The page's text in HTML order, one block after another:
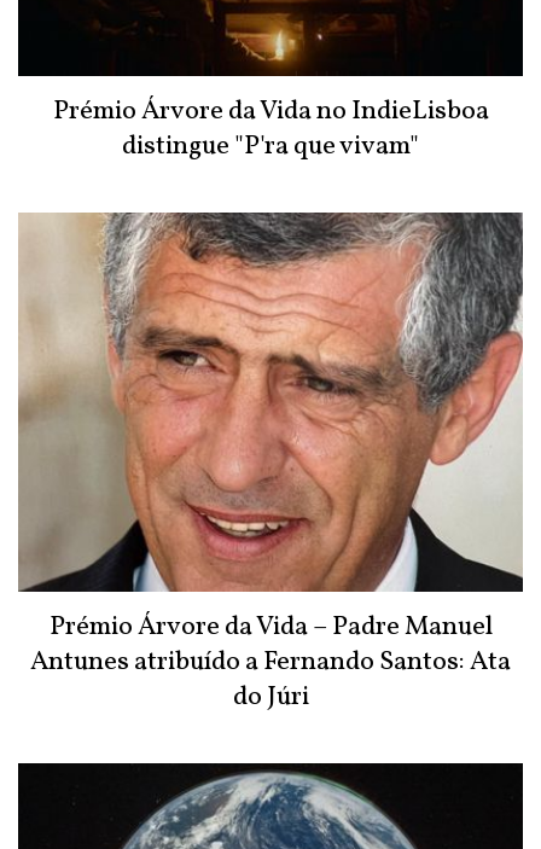
Prémio Árvore da Vida no IndieLisboa
distingue "P'ra que vivam"
Prémio Árvore da Vida – Padre Manuel
Antunes atribuído a Fernando Santos: Ata
do Júri